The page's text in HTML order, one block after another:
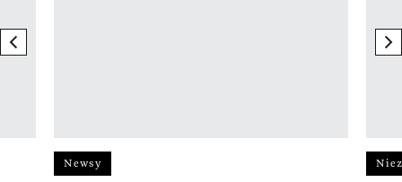
previous element
Newsy